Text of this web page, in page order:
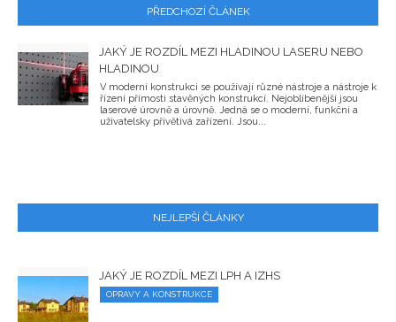
PŘEDCHOZÍ ČLÁNEK
JAKÝ JE ROZDÍL MEZI HLADINOU LASERU NEBO
HLADINOU
V moderní konstrukci se používají různé nástroje a nástroje k
řízení přímosti stavěných konstrukcí. Nejoblíbenější jsou
laserové úrovně a úrovně. Jedná se o moderní, funkční a
uživatelsky přívětivá zařízení. Jsou...
NEJLEPŠÍ ČLÁNKY
JAKÝ JE ROZDÍL MEZI LPH A IZHS
OPRAVY A KONSTRUKCE